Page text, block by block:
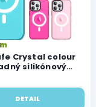
Crystal colour
silikónový
DETAIL